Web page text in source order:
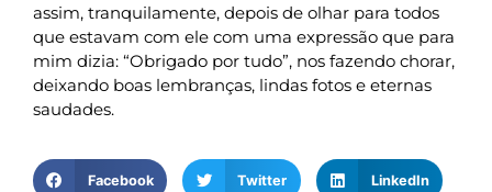
assim, tranquilamente, depois de olhar para todos
que estavam com ele com uma expressão que para
mim dizia: “Obrigado por tudo”, nos fazendo chorar,
deixando boas lembranças, lindas fotos e eternas
saudades.
Facebook Twitter LinkedIn